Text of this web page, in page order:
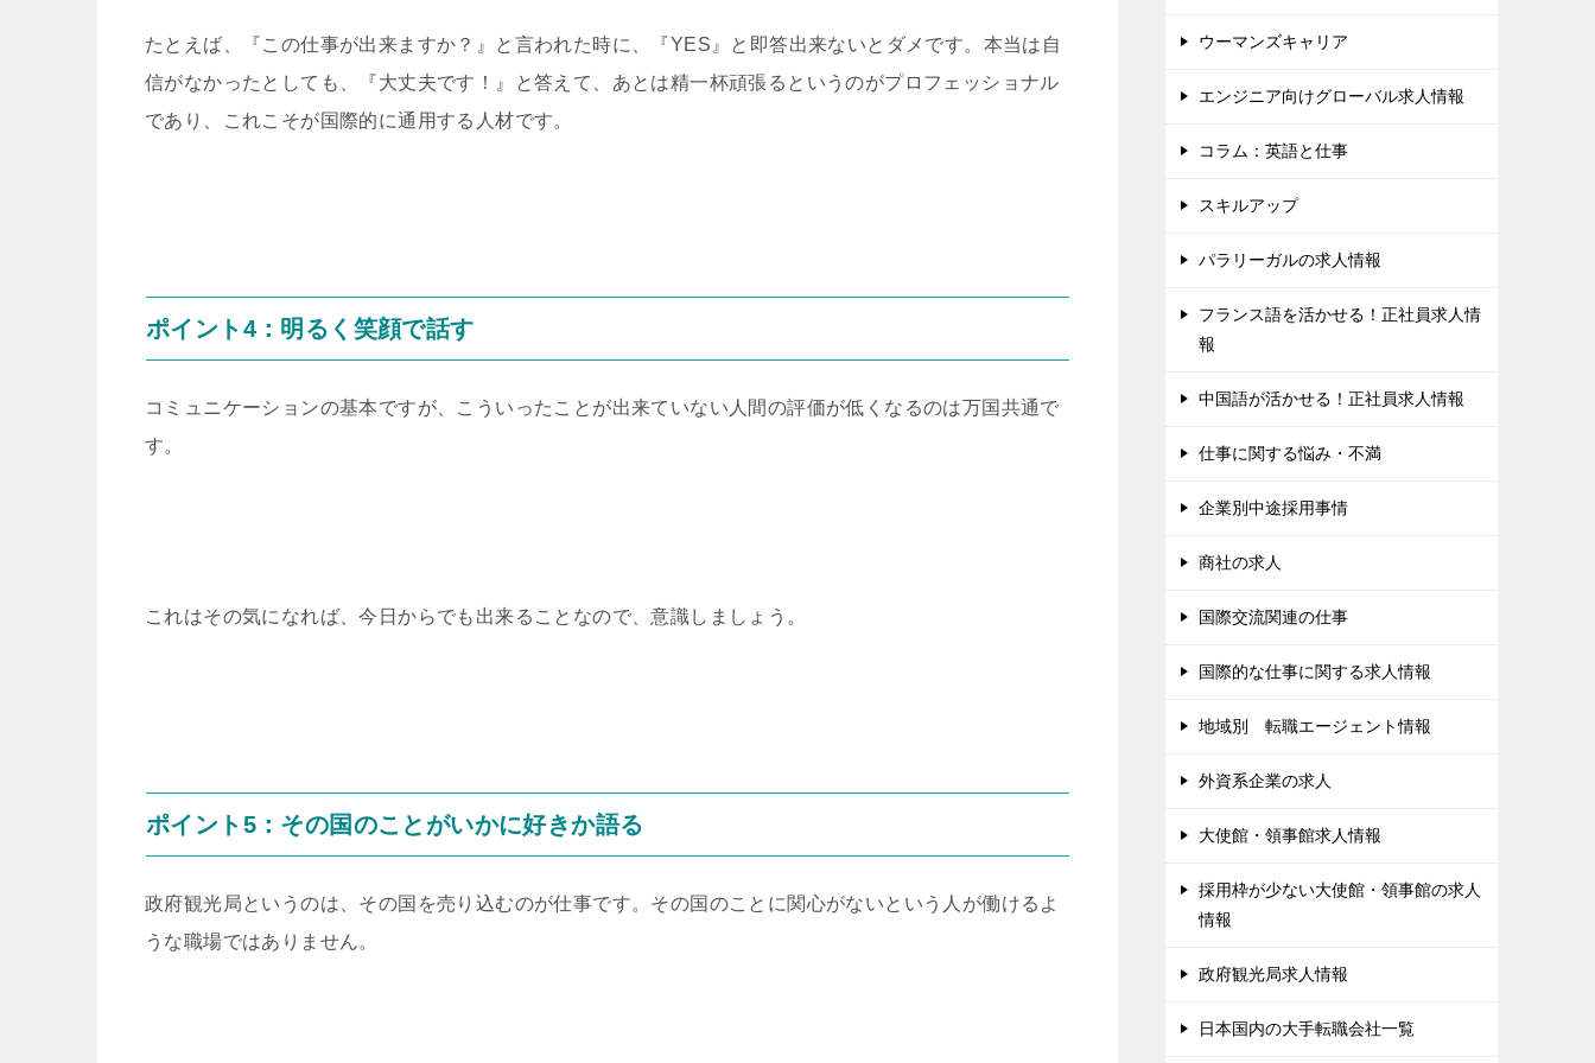
たとえば、『この仕事が出来ますか？』と言われた時に、『YES』と即答出来ないとダメです。本当は自
信がなかったとしても、『大丈夫です！』と答えて、あとは精一杯頑張るというのがプロフェッショナル
であり、これこそが国際的に通用する人材です。
ポイント4：明るく笑顔で話す
コミュニケーションの基本ですが、こういったことが出来ていない人間の評価が低くなるのは万国共通で
す。
これはその気になれば、今日からでも出来ることなので、意識しましょう。
ポイント5：その国のことがいかに好きか語る
政府観光局というのは、その国を売り込むのが仕事です。その国のことに関心がないという人が働けるよ
うな職場ではありません。
ウーマンズキャリア
エンジニア向けグローバル求人情報
コラム：英語と仕事
スキルアップ
パラリーガルの求人情報
フランス語を活かせる！正社員求人情
報
中国語が活かせる！正社員求人情報
仕事に関する悩み・不満
企業別中途採用事情
商社の求人
国際交流関連の仕事
国際的な仕事に関する求人情報
地域別 転職エージェント情報
外資系企業の求人
大使館・領事館求人情報
採用枠が少ない大使館・領事館の求人
情報
政府観光局求人情報
日本国内の大手転職会社一覧